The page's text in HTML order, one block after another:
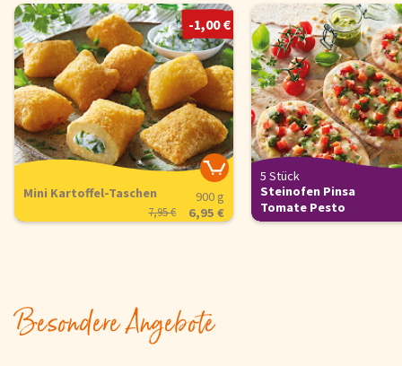
-1,00 €
Mini Kartoffel-Taschen
900 g
6,95 €
7,95 €
5 Stück
Steinofen Pinsa
Tomate Pesto
Besondere Angebote